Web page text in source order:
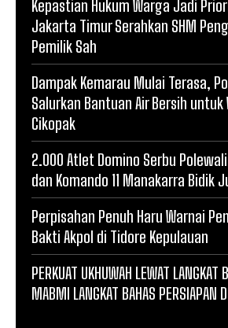
Kepastian Hukum Warga Jadi
Jakarta Timur Serahkan SHM
Pemilik Sah
Dampak Kemarau Mulai Terasa,
Salurkan Bantuan Air Bersih untuk
Cikopak
2.000 Atlet Domino Serbu
dan Komando 11 Manakarra Bidik
Perpisahan Penuh Haru Warnai
Bakti Akpol di Tidore Kepulauan
PERKUAT UKHUWAH LEWAT LANGKAT
MABMI LANGKAT BAHAS PERSIAPAN